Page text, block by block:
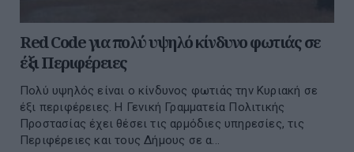
Red Code για πολύ υψηλό κίνδυνο φωτιάς σε
έξι Περιφέρειες
Πολύ υψηλός είναι ο κίνδυνος φωτιάς την Κυριακή σε
έξι περιφέρειες. H Γενική Γραμματεία Πολιτικής
Προστασίας έχει θέσει τις αρμόδιες υπηρεσίες, τις
Περιφέρειες και τους Δήμους σε α...